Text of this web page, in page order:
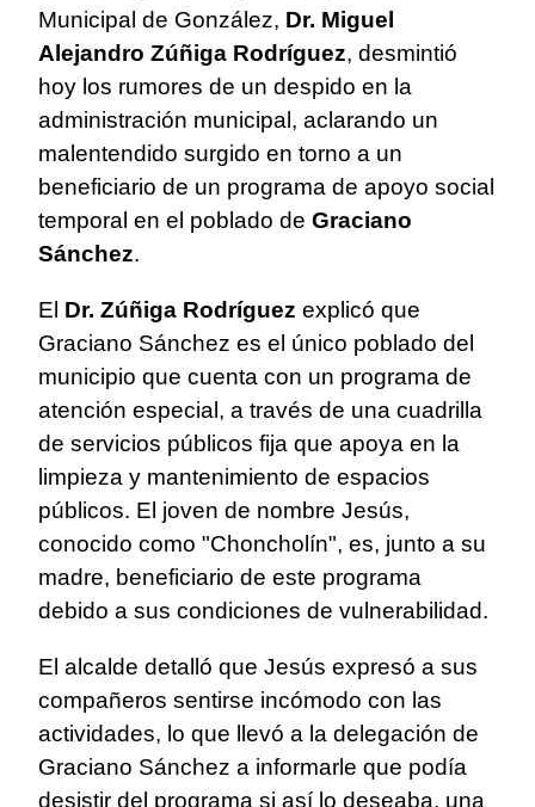
Municipal de González, Dr. Miguel
Alejandro Zúñiga Rodríguez, desmintió
hoy los rumores de un despido en la
administración municipal, aclarando un
malentendido surgido en torno a un
beneficiario de un programa de apoyo social
temporal en el poblado de Graciano
Sánchez.
El Dr. Zúñiga Rodríguez explicó que
Graciano Sánchez es el único poblado del
municipio que cuenta con un programa de
atención especial, a través de una cuadrilla
de servicios públicos fija que apoya en la
limpieza y mantenimiento de espacios
públicos. El joven de nombre Jesús,
conocido como "Choncholín", es, junto a su
madre, beneficiario de este programa
debido a sus condiciones de vulnerabilidad.
El alcalde detalló que Jesús expresó a sus
compañeros sentirse incómodo con las
actividades, lo que llevó a la delegación de
Graciano Sánchez a informarle que podía
desistir del programa si así lo deseaba, una